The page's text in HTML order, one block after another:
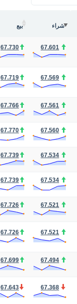
شراء بيع
67.601
67.730
67.569
67.719
67.561
67.766
67.560
67.770
67.534
67.739
67.534
67.739
67.521
67.726
67.521
67.726
67.494
67.699
67.368
67.643